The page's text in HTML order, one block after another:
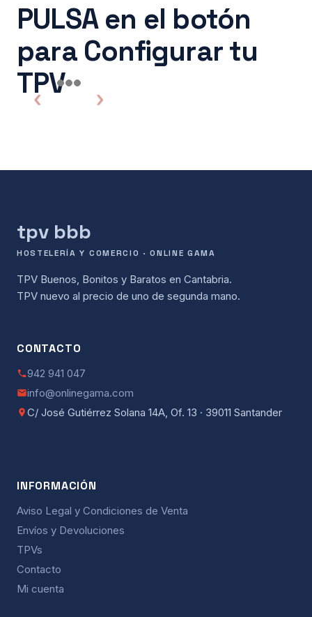
PULSA en el botón
para Configurar tu
TPV
tpv bbb
HOSTELERÍA Y COMERCIO · ONLINE GAMA
TPV Buenos, Bonitos y Baratos en Cantabria.
TPV nuevo al precio de uno de segunda mano.
CONTACTO
942 941 047
info@onlinegama.com
C/ José Gutiérrez Solana 14A, Of. 13 · 39011 Santander
INFORMACIÓN
Aviso Legal y Condiciones de Venta
Envíos y Devoluciones
TPVs
Contacto
Mi cuenta